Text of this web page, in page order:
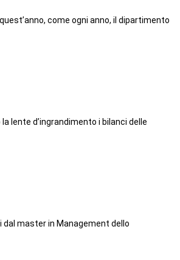
come ogni anno, il dipartimento
lente d’ingrandimento i bilanci delle
dal master in Management dello